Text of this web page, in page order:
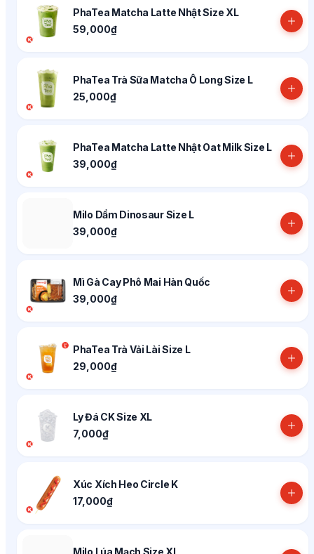
PhaTea Matcha Latte Nhật Size XL
59,000₫
PhaTea Trà Sữa Matcha Ô Long Size L
25,000₫
PhaTea Matcha Latte Nhật Oat Milk Size L
39,000₫
Milo Dầm Dinosaur Size L
39,000₫
Mì Gà Cay Phô Mai Hàn Quốc
39,000₫
PhaTea Trà Vải Lài Size L
29,000₫
Ly Đá CK Size XL
7,000₫
Xúc Xích Heo Circle K
17,000₫